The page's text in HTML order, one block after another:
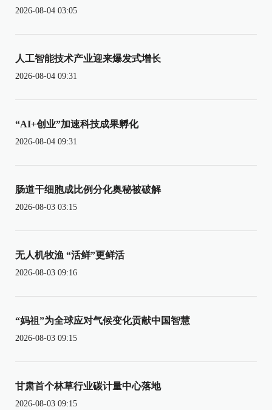
2026-08-04 03:05
人工智能技术产业迎来爆发式增长
2026-08-04 09:31
“AI+创业”加速科技成果孵化
2026-08-04 09:31
肠道干细胞成比例分化奥秘被破解
2026-08-03 03:15
无人机牧渔 “活鲜”更鲜活
2026-08-03 09:16
“妈祖”为全球应对气候变化贡献中国智慧
2026-08-03 09:15
甘肃首个林草行业碳计量中心落地
2026-08-03 09:15